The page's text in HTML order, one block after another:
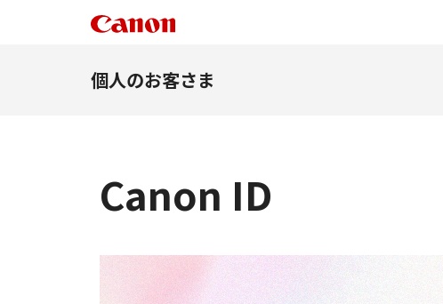
個人のお客さま
Canon ID